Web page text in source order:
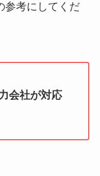
参考にしてくだ
会社が対応